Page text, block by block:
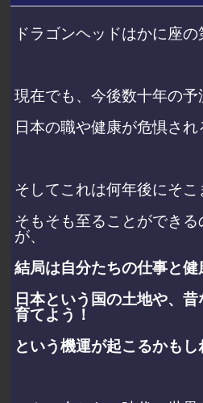
ドラゴンヘッドはかに座の
現在でも、今後数十年の予
日本の職や健康が危惧され
そしてこれは何年後にそこ
そもそも至ることができ
が、
結局は自分たちの仕事と健
日本という国の土地や、
育てよう！
という機運が起こるかもし